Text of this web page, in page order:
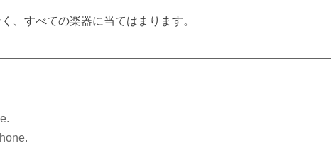
、すべての楽器に当てはまります。